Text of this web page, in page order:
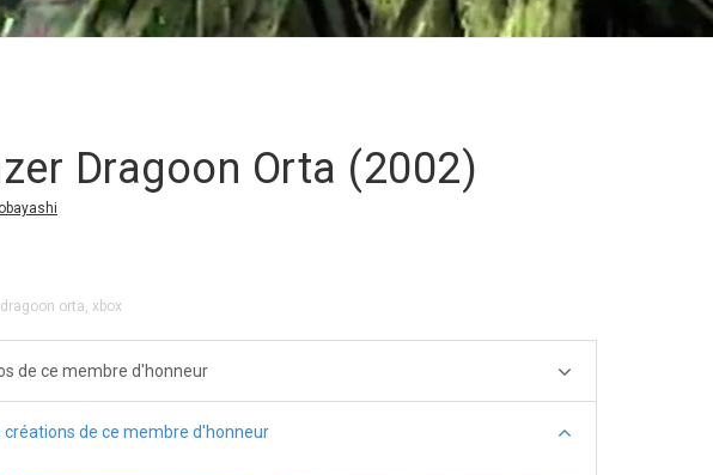
Dragoon Orta (2002)
orta xbox
de ce membre d'honneur
créations de ce membre d'honneur